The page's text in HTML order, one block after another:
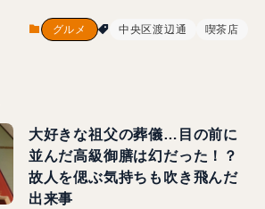
グルメ 中央区渡辺通 喫茶店
大好きな祖父の葬儀…目の前に
並んだ高級御膳は幻だった！？
故人を偲ぶ気持ちも吹き飛んだ
出来事